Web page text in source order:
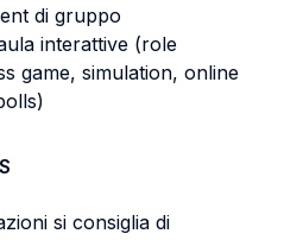
di gruppo
interattive (role
game, simulation, online
si consiglia di